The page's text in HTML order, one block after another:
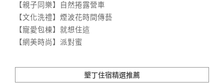
【親子同樂】自然捲露營車
【文化洗禮】煙波花時間傳藝
【寵愛包棟】就想住這
【網美時尚】派對蜜
墾丁住宿精選推薦